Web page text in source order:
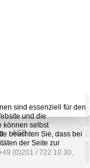
AGB
(0)201 / 722 10 30,
sind essenziell für den
und die
können selbst
beachten Sie, dass bei
der Seite zur